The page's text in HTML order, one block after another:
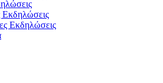
Εκδηλώσεις
Εκδηλώσεις